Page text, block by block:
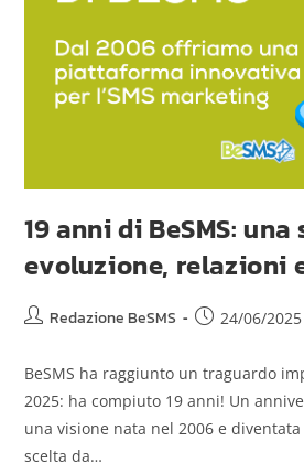
19 anni di BeSMS:
evoluzione, relazioni
Redazione BeSMS 24/06/2025
BeSMS ha raggiunto un traguardo
2025: ha compiuto 19 anni! Un
una visione nata nel 2006 e
scelta da…